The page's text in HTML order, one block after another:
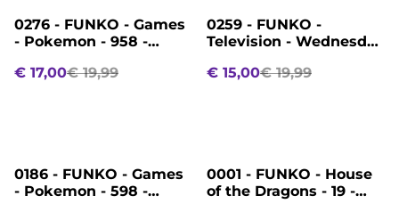
%
0276 - FUNKO - Games
- Pokemon - 958 -
€ 17,00€ 19,99
%
0259 - FUNKO -
Television - Wednesday
Addams
€ 15,00€ 19,99
%
0186 - FUNKO - Games
- Pokemon - 598 -
%
0001 - FUNKO - House
of the Dragons - 19 -